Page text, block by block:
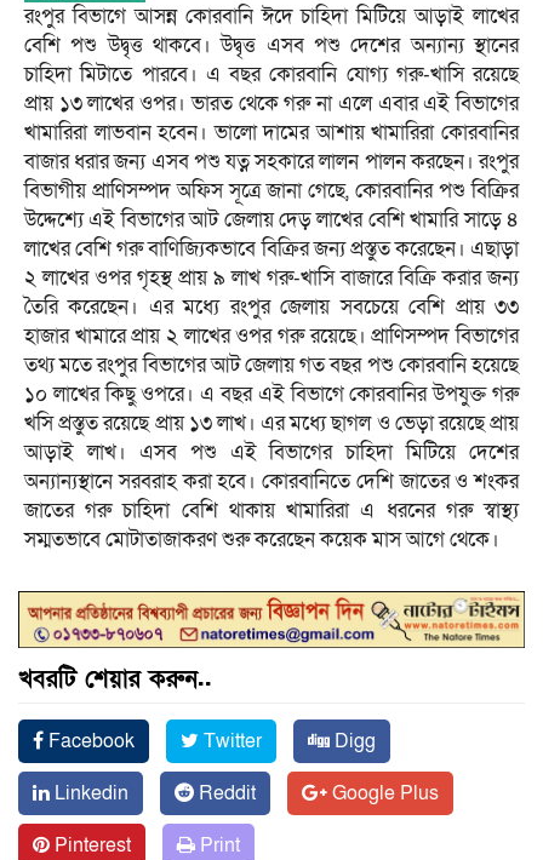
রংপুর বিভাগে আসন্ন কোরবানি ঈদে চাহিদা মিটিয়ে আড়াই লাখের
বেশি পশু উদ্বৃত্ত থাকবে। উদ্বৃত্ত এসব পশু দেশের অন্যান্য স্থানের
চাহিদা মিটাতে পারবে। এ বছর কোরবানি যোগ্য গরু-খাসি রয়েছে
প্রায় ১৩ লাখের ওপর। ভারত থেকে গরু না এলে এবার এই বিভাগের
খামারিরা লাভবান হবেন। ভালো দামের আশায় খামারিরা কোরবানির
বাজার ধরার জন্য এসব পশু যত্ন সহকারে লালন পালন করছেন। রংপুর
বিভাগীয় প্রাণিসম্পদ অফিস সূত্রে জানা গেছে, কোরবানির পশু বিক্রির
উদ্দেশ্যে এই বিভাগের আট জেলায় দেড় লাখের বেশি খামারি সাড়ে ৪
লাখের বেশি গরু বাণিজ্যিকভাবে বিক্রির জন্য প্রস্তুত করেছেন। এছাড়া
২ লাখের ওপর গৃহস্থ প্রায় ৯ লাখ গরু-খাসি বাজারে বিক্রি করার জন্য
তৈরি করেছেন। এর মধ্যে রংপুর জেলায় সবচেয়ে বেশি প্রায় ৩৩
হাজার খামারে প্রায় ২ লাখের ওপর গরু রয়েছে। প্রাণিসম্পদ বিভাগের
তথ্য মতে রংপুর বিভাগের আট জেলায় গত বছর পশু কোরবানি হয়েছে
১০ লাখের কিছু ওপরে। এ বছর এই বিভাগে কোরবানির উপযুক্ত গরু
খসি প্রস্তুত রয়েছে প্রায় ১৩ লাখ। এর মধ্যে ছাগল ও ভেড়া রয়েছে প্রায়
আড়াই লাখ। এসব পশু এই বিভাগের চাহিদা মিটিয়ে দেশের
অন্যান্যস্থানে সরবরাহ করা হবে। কোরবানিতে দেশি জাতের ও শংকর
জাতের গরু চাহিদা বেশি থাকায় খামারিরা এ ধরনের গরু স্বাস্থ্য
সম্মতভাবে মোটাতাজাকরণ শুরু করেছেন কয়েক মাস আগে থেকে।
খবরটি শেয়ার করুন..
Facebook Twitter
Digg
Linkedin
Reddit
Google Plus
Pinterest
Print